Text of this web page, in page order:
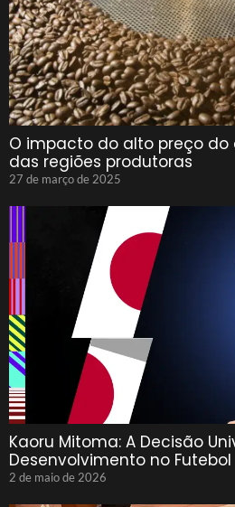
O impacto do alto preço
das regiões produtoras
27 de março de 2025
Kaoru Mitoma: A Decisão
Desenvolvimento no Futebol
2 de maio de 2026